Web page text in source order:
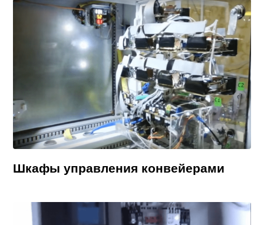
Шкафы управления конвейерами